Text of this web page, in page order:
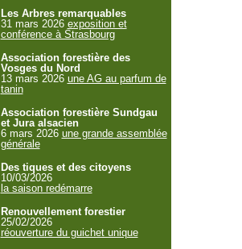
Les Arbres remarquables
31 mars 2026 exposition et
conférence à Strasbourg
Association forestière des
Vosges du Nord
13 mars 2026 une AG au parfum de
tanin
Association forestière Sundgau
et Jura alsacien
6 mars 2026 une grande assemblée
générale
Des tiques et des citoyens
10/03/2026
la saison redémarre
Renouvellement forestier
25/02/2026
réouverture du guichet unique